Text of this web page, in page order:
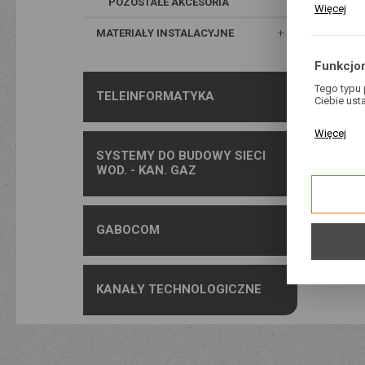
Twoich
Więcej
Tego
Ciebie
naszej
Więcej
Cookies
zgody na
Dzięki
MATERIAŁY INSTALACYJNE
TELEINFORMATYKA
SYSTEMY DO BUDOWY SIECI
WOD. - KAN. GAZ
GABOCOM
KANAŁY TECHNOLOGICZNE
POKAŻ